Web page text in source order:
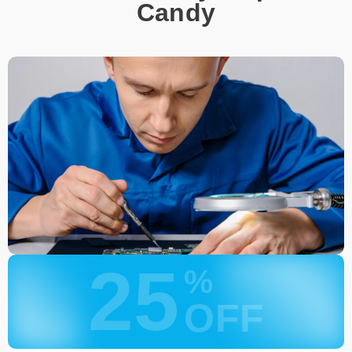
запросить обратный звонок через Форму заявки
Привезти устройство в ближайший центр или
передать аппарат курьеру службы доставки,
дождаться результатов диагностики и принять
решение.
Дождаться оповещения о готовности и забрать
устройство самостоятельно или воспользоваться
курьерской доставкой.
При необходимости клиент может воспользоваться услугой
вызова мастера для проведения диагностики и ремонта в
желаемом месте и удобное время.
Какие предоставляются
гарантии
Каждому клиенту предоставляется гарантия сервиса, которая
распространяется на все виды ремонта, а также на все
используемые запчасти. Гарантия включает в себя срочную
обработку гарантийных случаев и постгарантийное обслуживание.
Candy
25 %
OFF